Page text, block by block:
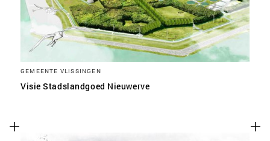
GEMEENTE VLISSINGEN
Visie Stadslandgoed Nieuwerve